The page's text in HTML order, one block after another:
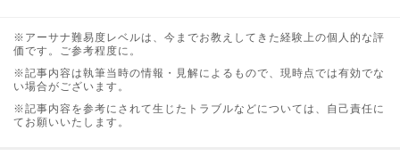
※アーサナ難易度レベルは、今までお教えしてきた経験上の個人的な評
価です。ご参考程度に。
※記事内容は執筆当時の情報・見解によるもので、現時点では有効でな
い場合がございます。
※記事内容を参考にされて生じたトラブルなどについては、自己責任に
てお願いいたします。